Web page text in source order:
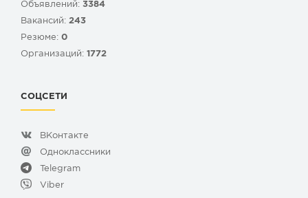
Объявлений: 3384
Вакансий: 243
Резюме: 0
Организаций: 1772
СОЦСЕТИ
ВКонтакте
Одноклассники
Telegram
Viber